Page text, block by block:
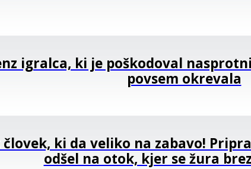
igralca, ki je poškodoval
povsem okrevala
ki da veliko na zabavo!
odšel na otok, kjer se žura